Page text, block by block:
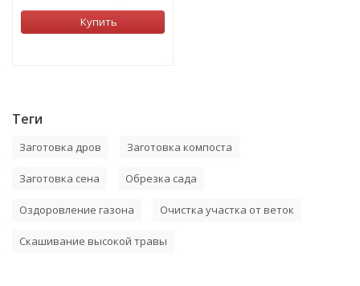
Купить
Теги
Заготовка дров Заготовка компоста
Заготовка сена Обрезка сада
Оздоровление газона Очистка участка от веток
Скашивание высокой травы